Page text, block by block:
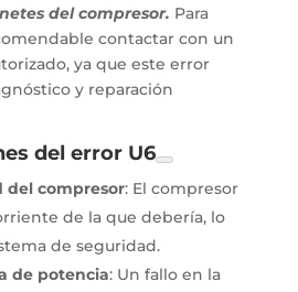
del compresor. Para
contactar con un
ya que este error
y reparación
del error U6
del compresor: El compresor
de la que debería, lo
de seguridad.
de potencia: Un fallo en la